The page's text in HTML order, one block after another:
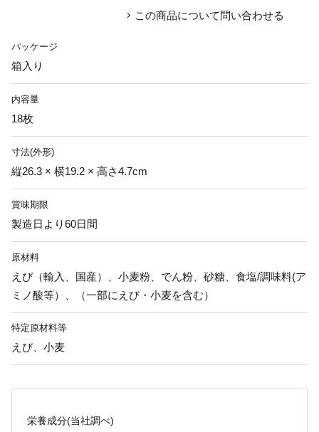
この商品について問い合わせる
パッケージ
箱入り
内容量
18枚
寸法(外形)
縦26.3 × 横19.2 × 高さ4.7cm
賞味期限
製造日より60日間
原材料
えび（輸入、国産）、小麦粉、でん粉、砂糖、食塩/調味料(ア
ミノ酸等）、（一部にえび・小麦を含む）
特定原材料等
えび、小麦
栄養成分(当社調べ)